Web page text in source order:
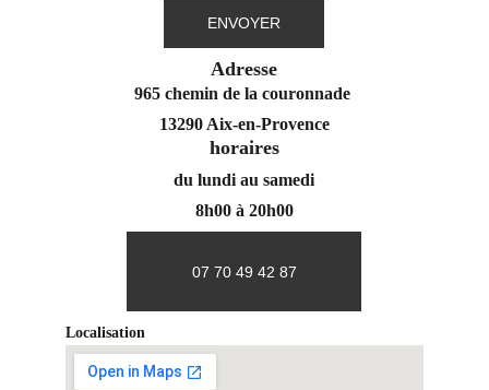
ENVOYER
Adresse
965 chemin de la couronnade
13290 Aix-en-Provence
07 70 49 42 87
Localisation
horaires
du lundi au samedi
8h00 à 20h00